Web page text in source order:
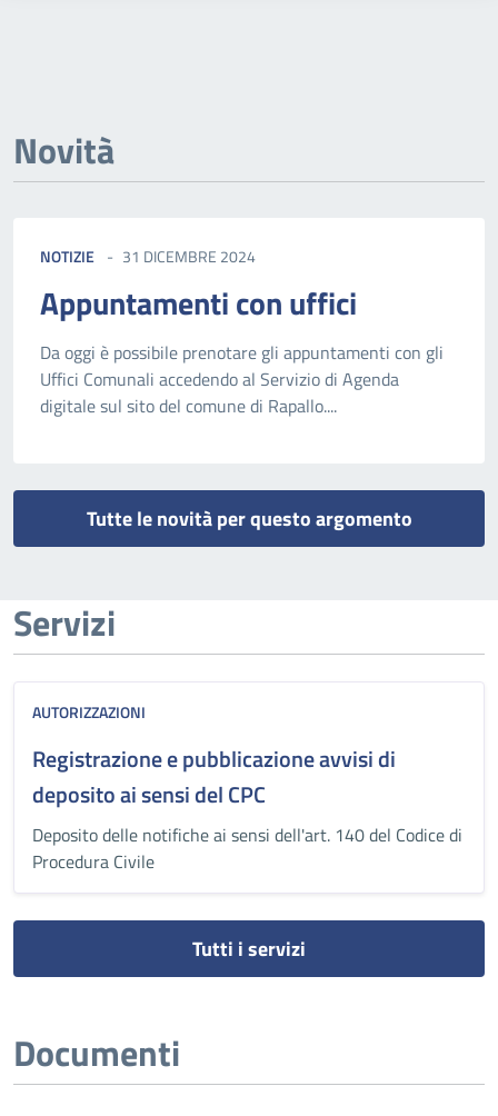
Novità
NOTIZIE 31 DICEMBRE 2024
Appuntamenti con uffici
Da oggi è possibile prenotare gli appuntamenti con gli
Uffici Comunali accedendo al Servizio di Agenda
digitale sul sito del comune di Rapallo....
Tutte le novità per questo argomento
Servizi
AUTORIZZAZIONI
Registrazione e pubblicazione avvisi di
deposito ai sensi del CPC
Deposito delle notifiche ai sensi dell'art. 140 del Codice di
Procedura Civile
Tutti i servizi
Documenti